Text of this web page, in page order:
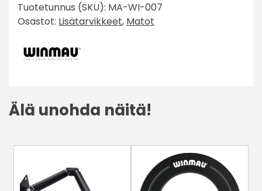
Tuotetunnus (SKU): MA-WI-007
Osastot: Lisätarvikkeet, Matot
Älä unohda näitä!
tuotteella
on